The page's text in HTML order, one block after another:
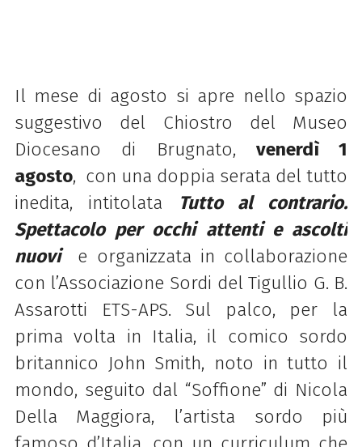
Il mese di agosto si apre nello spazio
suggestivo del Chiostro del Museo
Diocesano di Brugnato, venerdì 1
agosto, con una doppia serata del tutto
inedita, intitolata
Tutto al contrario.
Spettacolo per occhi attenti e ascolti
nuovi
e organizzata in collaborazione
con l’Associazione Sordi del Tigullio G. B.
Assarotti ETS-APS. Sul palco, per la
prima volta in Italia, il comico sordo
britannico John Smith, noto in tutto il
mondo, seguito dal “Soffione” di Nicola
Della Maggiora, l’artista sordo più